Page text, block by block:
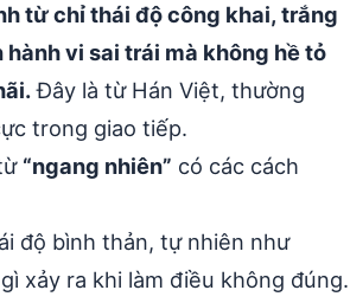
từ chỉ thái độ công khai, trắng
vi sai trái mà không hề tỏ
Đây là từ Hán Việt, thường
trong giao tiếp.
“ngang nhiên” có các cách
độ bình thản, tự nhiên như
xảy ra khi làm điều không đúng.